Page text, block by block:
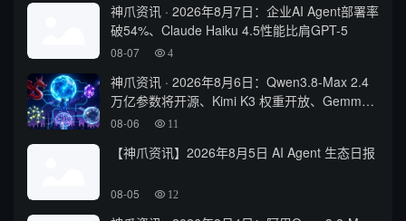
神爪资讯 · 2026年8月7日：企业AI Agent部署率
破54%、Claude Haiku 4.5性能比肩GPT-5
08-07 4
神爪资讯 · 2026年8月6日：Qwen3.8-Max 2.4
万亿参数将开源、Kimi K3 权重开放、Gemma
4 登顶开源前三
08-06 11
【神爪资讯】2026年8月5日 AI Agent 生态日报
08-05 12